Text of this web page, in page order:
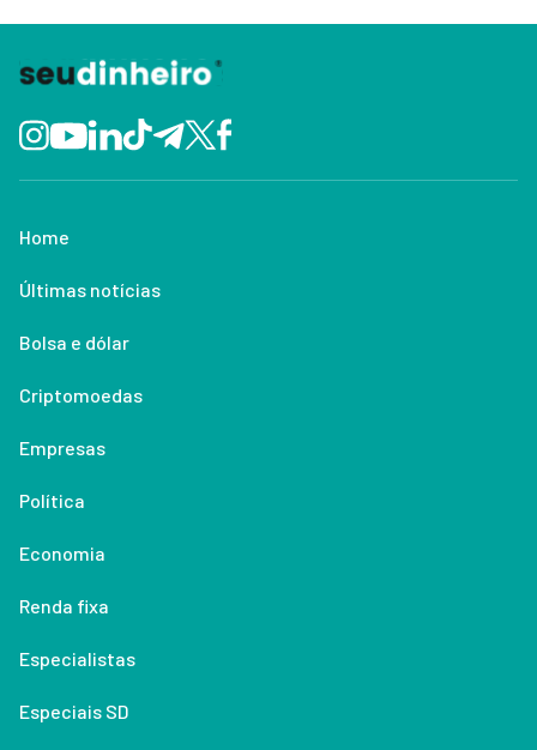
Home
Últimas notícias
Bolsa e dólar
Criptomoedas
Empresas
Política
Economia
Renda fixa
Especialistas
Especiais SD